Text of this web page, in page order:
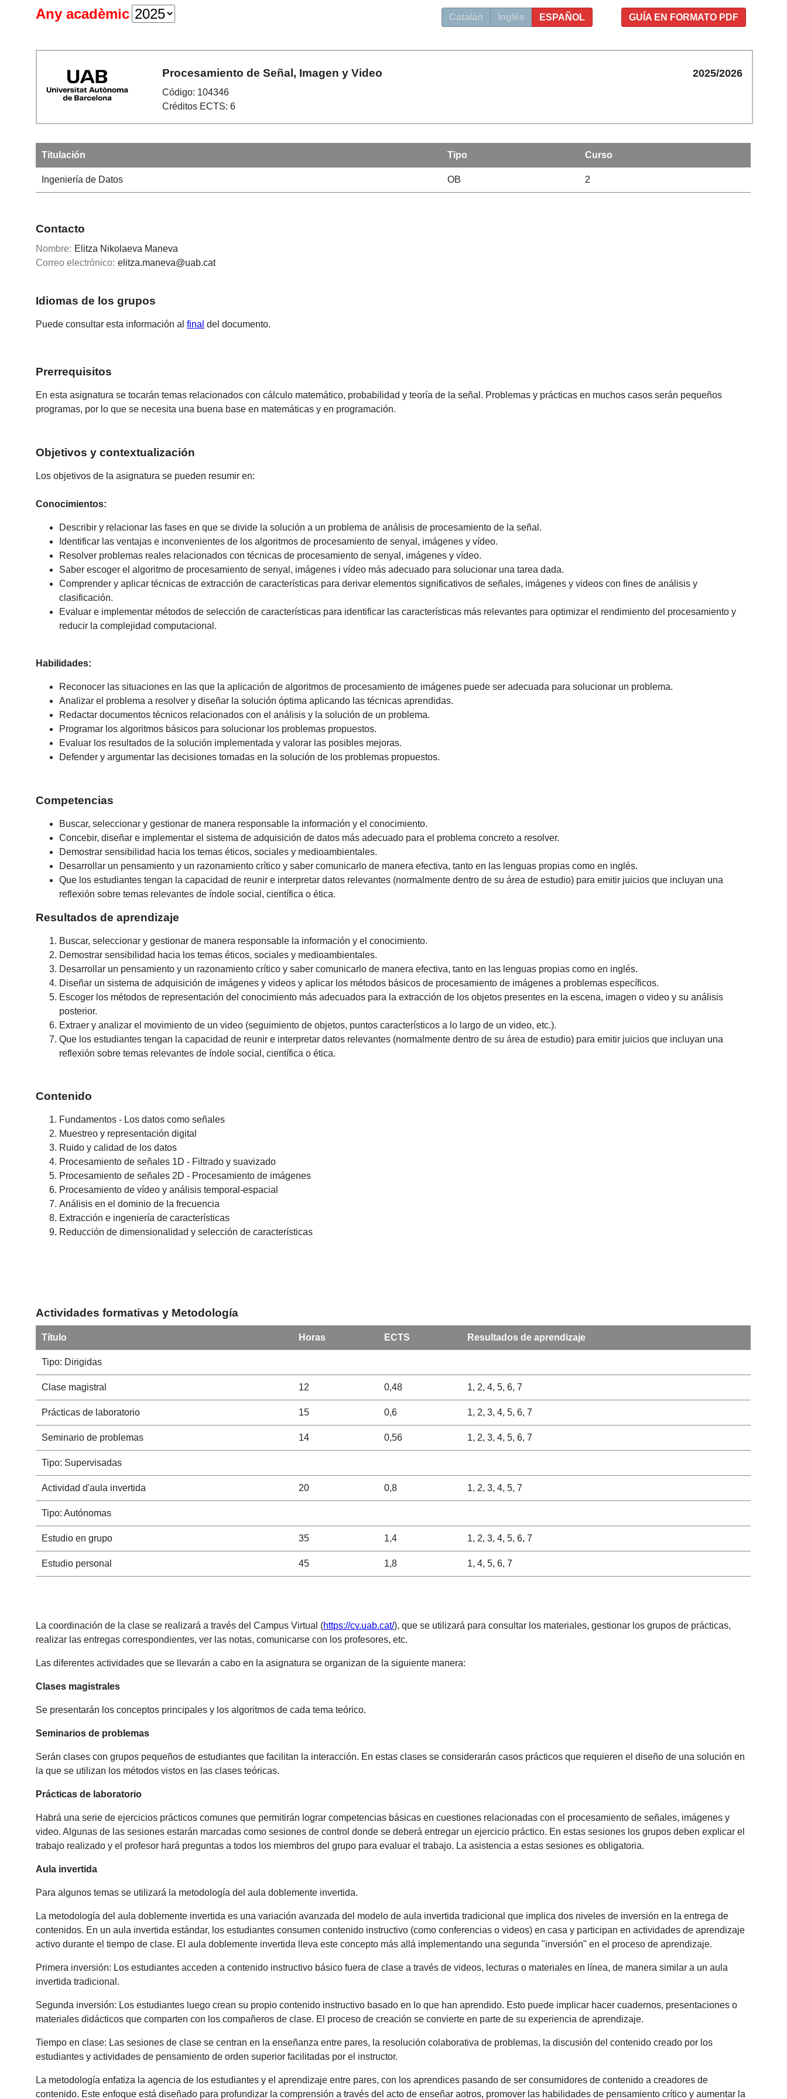
GUÍA EN FORMATO PDF
Catalán Inglés ESPAÑOL
Any acadèmic
Procesamiento de Señal, Imagen y Video
Código: 104346
Créditos ECTS: 6
2025/2026
Titulación Tipo Curso
Ingeniería de Datos OB 2
Contacto
Nombre: Elitza Nikolaeva Maneva
Correo electrónico: elitza.maneva@uab.cat
Idiomas de los grupos
Puede consultar esta información alfinal del documento.
Prerrequisitos
En esta asignatura se tocarán temas relacionados con cálculo matemático, probabilidad y teoría de la señal. Problemas y prácticas en muchos casos serán pequeños
programas, por lo que se necesita una buena base en matemáticas y en programación.
Objetivos y contextualización
Los objetivos de la asignatura se pueden resumir en:
Conocimientos:
Describir y relacionar las fases en que se divide la solución a un problema de análisis de procesamiento de la señal.
Identificar las ventajas e inconvenientes de los algoritmos de procesamiento de senyal, imágenes y vídeo.
Resolver problemas reales relacionados con técnicas de procesamiento de senyal, imágenes y vídeo.
Saber escoger el algoritmo de procesamiento de senyal, imágenes i vídeo más adecuado para solucionar una tarea dada.
Comprender y aplicar técnicas de extracción de características para derivar elementos significativos de señales, imágenes y videos con fines de análisis y
clasificación.
Evaluar e implementar métodos de selección de características para identificar las características más relevantes para optimizar el rendimiento del procesamiento y
reducir la complejidad computacional.
Habilidades:
Reconocer las situaciones en las que la aplicación de algoritmos de procesamiento de imágenes puede ser adecuada para solucionar un problema.
Analizar el problema a resolver y diseñar la solución óptima aplicando las técnicas aprendidas.
Redactar documentos técnicos relacionados con el análisis y la solución de un problema.
Programar los algoritmos básicos para solucionar los problemas propuestos.
Evaluar los resultados de la solución implementada y valorar las posibles mejoras.
Defender y argumentar las decisiones tomadas en la solución de los problemas propuestos.
Competencias
Buscar, seleccionar y gestionar de manera responsable la información y el conocimiento.
Concebir, diseñar e implementar el sistema de adquisición de datos más adecuado para el problema concreto a resolver.
Demostrar sensibilidad hacia los temas éticos, sociales y medioambientales.
Desarrollar un pensamiento y un razonamiento crítico y saber comunicarlo de manera efectiva, tanto en las lenguas propias como en inglés.
Que los estudiantes tengan la capacidad de reunir e interpretar datos relevantes (normalmente dentro de su área de estudio) para emitir juicios que incluyan una
reflexión sobre temas relevantes de índole social, científica o ética.
Resultados de aprendizaje
Buscar, seleccionar y gestionar de manera responsable la información y el conocimiento.
Demostrar sensibilidad hacia los temas éticos, sociales y medioambientales.
Desarrollar un pensamiento y un razonamiento crítico y saber comunicarlo de manera efectiva, tanto en las lenguas propias como en inglés.
Diseñar un sistema de adquisición de imágenes y videos y aplicar los métodos básicos de procesamiento de imágenes a problemas específicos.
Escoger los métodos de representación del conocimiento más adecuados para la extracción de los objetos presentes en la escena, imagen o video y su análisis
posterior.
Extraer y analizar el movimiento de un video (seguimiento de objetos, puntos característicos a lo largo de un video, etc.).
Que los estudiantes tengan la capacidad de reunir e interpretar datos relevantes (normalmente dentro de su área de estudio) para emitir juicios que incluyan una
reflexión sobre temas relevantes de índole social, científica o ética.
Contenido
Fundamentos - Los datos como señales
Muestreo y representación digital
Ruido y calidad de los datos
Procesamiento de señales 1D - Filtrado y suavizado
Procesamiento de señales 2D - Procesamiento de imágenes
Procesamiento de vídeo y análisis temporal-espacial
Análisis en el dominio de la frecuencia
Extracción e ingeniería de características
Reducción de dimensionalidad y selección de características
Actividades formativas y Metodología
Título Horas ECTS Resultados de aprendizaje
Tipo: Dirigidas
Clase magistral 12 0,48 1, 2, 4, 5, 6, 7
Prácticas de laboratorio 15 0,6 1, 2, 3, 4, 5, 6, 7
Seminario de problemas 14 0,56 1, 2, 3, 4, 5, 6, 7
Tipo: Supervisadas
Actividad d'aula invertida 20 0,8 1, 2, 3, 4, 5, 7
Tipo: Autónomas
Estudio en grupo 35 1,4 1, 2, 3, 4, 5, 6, 7
Estudio personal 45 1,8 1, 4, 5, 6, 7
La coordinación de la clase se realizará a través del Campus Virtual (https://cv.uab.cat/), que se utilizará para consultar los materiales, gestionar los grupos de prácticas,
realizar las entregas correspondientes, ver las notas, comunicarse con los profesores, etc.
Las diferentes actividades que se llevarán a cabo en la asignatura se organizan de la siguiente manera:
Clases magistrales
Se presentarán los conceptos principales y los algoritmos de cada tema teórico.
Seminarios de problemas
Serán clases con grupos pequeños de estudiantes que facilitan la interacción. En estas clases se considerarán casos prácticos que requieren el diseño de una solución en
la que se utilizan los métodos vistos en las clases teóricas.
Prácticas de laboratorio
Habrá una serie de ejercicios prácticos comunes que permitirán lograr competencias básicas en cuestiones relacionadas con el procesamiento de señales, imágenes y
video. Algunas de las sesiones estarán marcadas como sesiones de control donde se deberá entregar un ejercicio práctico. En estas sesiones los grupos deben explicar el
trabajo realizado y el profesor hará preguntas a todos los miembros del grupo para evaluar el trabajo. La asistencia a estas sesiones es obligatoria.
Aula invertida
Para algunos temas se utilizará la metodología del aula doblemente invertida.
La metodología del aula doblemente invertida es una variación avanzada del modelo de aula invertida tradicional que implica dos niveles de inversión en la entrega de
contenidos. En un aula invertida estándar, los estudiantes consumen contenido instructivo (como conferencias o videos) en casa y participan en actividades de aprendizaje
activo durante el tiempo de clase. El aula doblemente invertida lleva este concepto más allá implementando una segunda "inversión" en el proceso de aprendizaje.
Primera inversión: Los estudiantes acceden a contenido instructivo básico fuera de clase a través de videos, lecturas o materiales en línea, de manera similar a un aula
invertida tradicional.
Segunda inversión: Los estudiantes luego crean su propio contenido instructivo basado en lo que han aprendido. Esto puede implicar hacer cuadernos, presentaciones o
materiales didácticos que comparten con los compañeros de clase. El proceso de creación se convierte en parte de su experiencia de aprendizaje.
Tiempo en clase: Las sesiones de clase se centran en la enseñanza entre pares, la resolución colaborativa de problemas, la discusión del contenido creado por los
estudiantes y actividades de pensamiento de orden superior facilitadas por el instructor.
La metodología enfatiza la agencia de los estudiantes y el aprendizaje entre pares, con los aprendices pasando de ser consumidores de contenido a creadores de
contenido. Este enfoque está diseñado para profundizar la comprensión a través del acto de enseñar aotros, promover las habilidades de pensamiento crítico y aumentar la